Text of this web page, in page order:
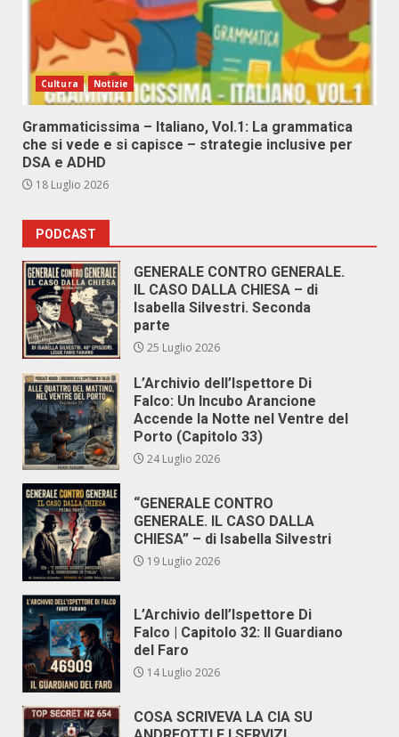
Cultura Notizie
Grammaticissima – Italiano, Vol.1: La grammatica
che si vede e si capisce – strategie inclusive per
DSA e ADHD
18 Luglio 2026
PODCAST
GENERALE CONTRO GENERALE.
IL CASO DALLA CHIESA – di
Isabella Silvestri. Seconda
parte
25 Luglio 2026
L’Archivio dell’Ispettore Di
Falco: Un Incubo Arancione
Accende la Notte nel Ventre del
Porto (Capitolo 33)
24 Luglio 2026
“GENERALE CONTRO
GENERALE. IL CASO DALLA
CHIESA” – di Isabella Silvestri
19 Luglio 2026
L’Archivio dell’Ispettore Di
Falco | Capitolo 32: Il Guardiano
del Faro
14 Luglio 2026
COSA SCRIVEVA LA CIA SU